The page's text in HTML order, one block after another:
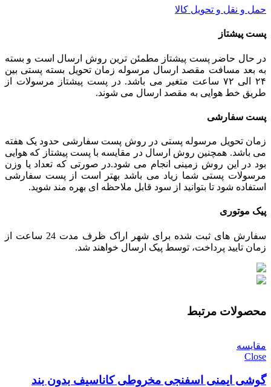
حمل و نقل و تحویل کالا
پست پیشتاز
در حال حاضر پست پیشتاز مطمئن ترین روش ارسال است و بسته
به بعد مسافت مقصد ارسال مرسوله زمان تحویل بسته پستی بین
۲۴ الی ۷۲ ساعت متغیر می باشد. در پست پیشتاز مرسولات از
طریق خط هوایی به مقصد ارسال می شوند.
پست سفارشی
زمان تحویل مرسوله پستی در روش پست سفارشی حدود یک هفته
می باشد. همچنین روش ارسال در مقایسه با پست پیشتاز که هوایی
بود در این روش زمینی انجام می شود.در صورتی که تعداد یا وزن
مرسولات پستی شما زیاد می باشد بهتر است از پست سفارشی
استفاده شود تا بتوانید از سود قابل ملاحظه ای بهره مند شوید.
پیک موتوری
سفارش های ثبت شده برای شهر اراک ظرف مدت 24 ساعت از
زمان تایید پرداخت، توسط پیک ارسال خواهند شد.
محصولات مرتبط
مقایسه
Close
گوشی ایمنی اسفنجی مخروطی کاناسیف بدون بند